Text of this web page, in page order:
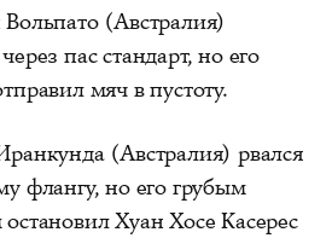
(Австралия)
пас стандарт, но его
мяч в пустоту.
(Австралия) рвался
флангу, но его грубым
Хуан Хосе Касерес